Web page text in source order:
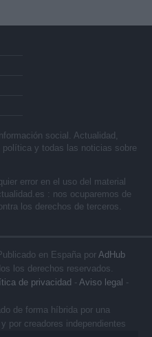
social. Actualidad,
y todas las noticias sobre
error en el uso del material
: nos ocuparemos de
los derechos de terceros.
en España por AdHub
los derechos reservados.
de privacidad - Aviso legal -
de forma híbrida por una
por creadores independientes